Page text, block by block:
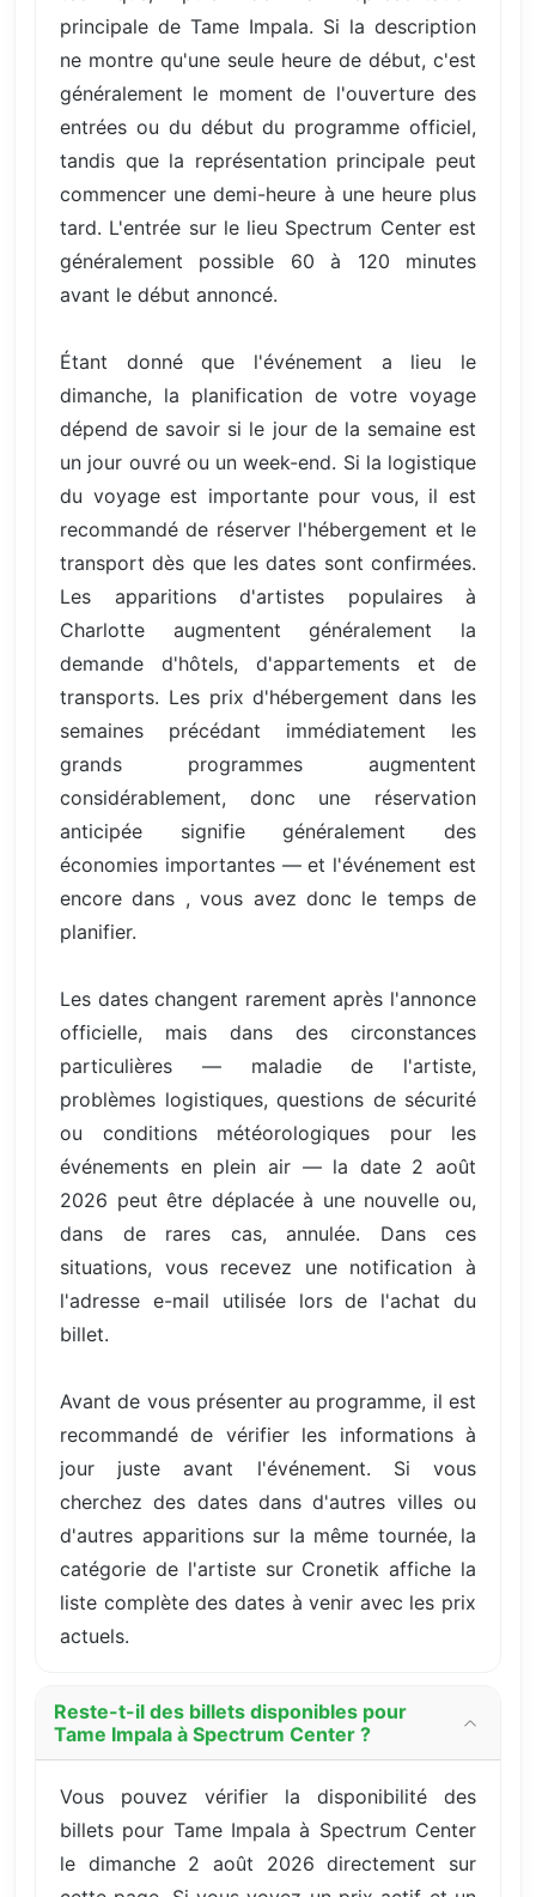
principale de Tame Impala. Si la description
ne montre qu'une seule heure de début, c'est
généralement le moment de l'ouverture des
entrées ou du début du programme officiel,
tandis que la représentation principale peut
commencer une demi-heure à une heure plus
tard. L'entrée sur le lieu Spectrum Center est
généralement possible 60 à 120 minutes
avant le début annoncé.
Étant donné que l'événement a lieu le
dimanche, la planification de votre voyage
dépend de savoir si le jour de la semaine est
un jour ouvré ou un week-end. Si la logistique
du voyage est importante pour vous, il est
recommandé de réserver l'hébergement et le
transport dès que les dates sont confirmées.
Les apparitions d'artistes populaires à
Charlotte augmentent généralement la
demande d'hôtels, d'appartements et de
transports. Les prix d'hébergement dans les
semaines précédant immédiatement les
grands programmes augmentent
considérablement, donc une réservation
anticipée signifie généralement des
économies importantes — et l'événement est
encore dans , vous avez donc le temps de
planifier.
Les dates changent rarement après l'annonce
officielle, mais dans des circonstances
particulières — maladie de l'artiste,
problèmes logistiques, questions de sécurité
ou conditions météorologiques pour les
événements en plein air — la date 2 août
2026 peut être déplacée à une nouvelle ou,
dans de rares cas, annulée. Dans ces
situations, vous recevez une notification à
l'adresse e-mail utilisée lors de l'achat du
billet.
Avant de vous présenter au programme, il est
recommandé de vérifier les informations à
jour juste avant l'événement. Si vous
cherchez des dates dans d'autres villes ou
d'autres apparitions sur la même tournée, la
catégorie de l'artiste sur Cronetik affiche la
liste complète des dates à venir avec les prix
actuels.
Reste-t-il des billets disponibles pour
Tame Impala à Spectrum Center ?
Vous pouvez vérifier la disponibilité des
billets pour Tame Impala à Spectrum Center
le dimanche 2 août 2026 directement sur